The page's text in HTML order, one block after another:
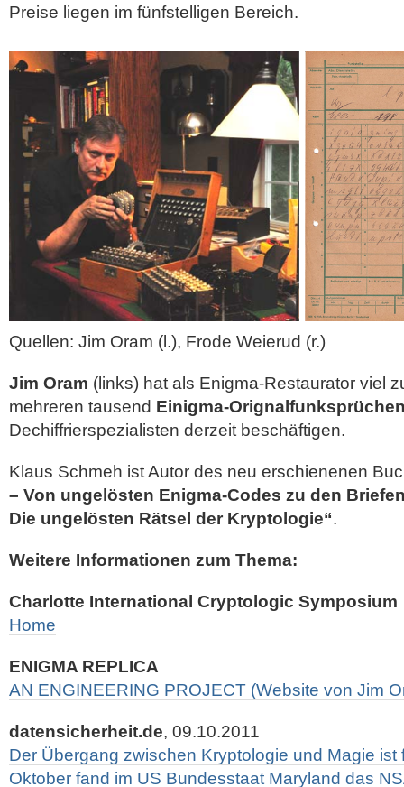
Preise liegen im fünfstelligen Bereich.
Quellen: Jim Oram (l.), Frode Weierud (r.)
Jim Oram (links) hat als Enigma-Restaurator viel
mehreren tausend Einigma-
Dechiffrierspezialisten derzeit beschäftigen.
Klaus Schmeh ist Autor des neu erschienenen
– Von ungelösten Enigma-Codes zu den
Die ungelösten Rätsel der Kryptologie“.
Weitere Informationen zum Thema:
Charlotte International Cryptologic Symposium
Home
ENIGMA REPLICA
AN ENGINEERING PROJECT (Website von Jim
datensicherheit.de, 09.10.2011
Der Übergang zwischen Kryptologie und Magie ist
Oktober fand im US Bundesstaat Maryland das